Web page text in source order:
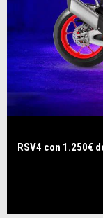
RSV4 con 1.250€